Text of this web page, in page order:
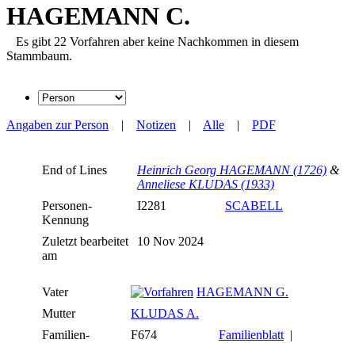
HAGEMANN C.
Es gibt 22 Vorfahren aber keine Nachkommen in diesem
Stammbaum.
Angaben zur Person | Notizen | Alle | PDF
End of Lines Heinrich Georg HAGEMANN (1726) &
Anneliese KLUDAS (1933)
Personen-
Kennung
I2281 SCABELL
Zuletzt bearbeitet
am
10 Nov 2024
Vater
HAGEMANN G.
Mutter
KLUDAS A.
Familien-
F674 Familienblatt |